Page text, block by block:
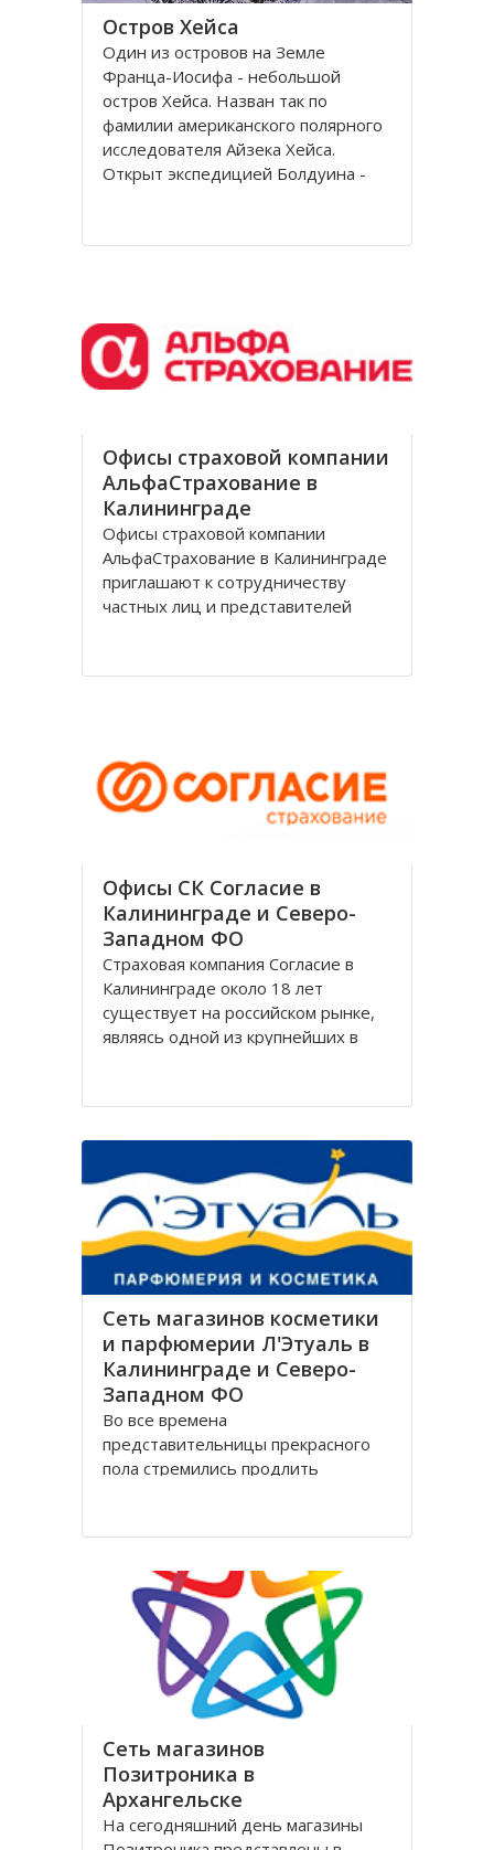
Остров Хейса
Один из островов на Земле
Франца-Иосифа - небольшой
остров Хейса. Назван так по
фамилии американского полярного
исследователя Айзека Хейса.
Открыт экспедицией Болдуина -
широты, в самых суровых условиях
Офисы страховой компании
АльфаСтрахование в
Калининграде
Офисы страховой компании
АльфаСтрахование в Калининграде
приглашают к сотрудничеству
частных лиц и представителей
крупнейшим российским
страховую группу
Офисы СК Согласие в
Калининграде и Северо-
Западном ФО
Страховая компания Согласие в
Калининграде около 18 лет
существует на российском рынке,
являясь одной из крупнейших в
только с лучшей стороны.
широко разветвлённую сеть
филиалов, которая охватывает
Сеть магазинов косметики
и парфюмерии Л'Этуаль в
Калининграде и Северо-
Западном ФО
Во все времена
представительницы прекрасного
пола стремились продлить
Женщины прилагали массу усилий
для достижения цели. Но это уже в
прошлом! Сегодня, благодаря
колоссальным достижениям в
области косметологии, ухаживать
за лицом и телом стало
Сеть магазинов
Позитроника в
Архангельске
На сегодняшний день магазины